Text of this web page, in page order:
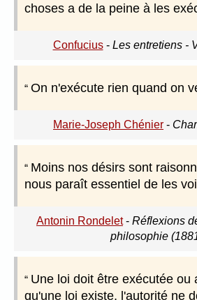
choses a de la peine à les
Confucius- Les entretiens -
On n'exécute rien quand on
Marie-Joseph Chénier -
Moins nos désirs sont
nous paraît essentiel de les
Antonin Rondelet- Réflexions
philosophie
Une loi doit être exécutée ou
qu'une loi existe, l'autorité ne